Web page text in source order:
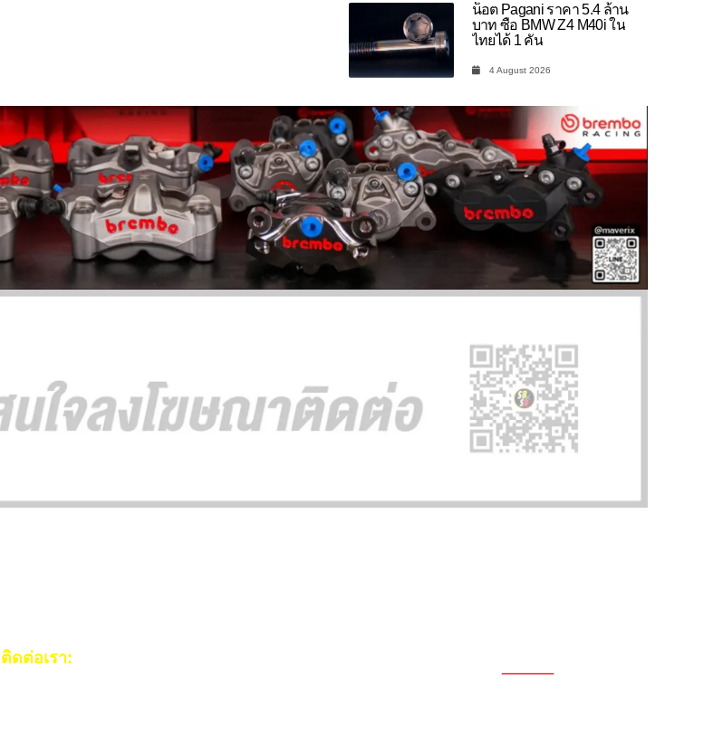
น็อต Pagani ราคา 5.4 ล้าน
บาท ซื้อ BMW Z4 M40i ใน
ไทยได้ 1 คัน
4 August 2026
ดต่อเรา: